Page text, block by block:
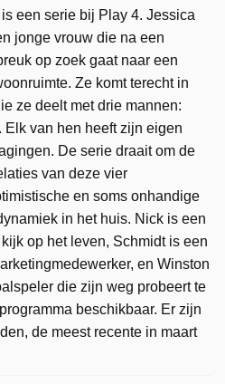
een serie bij Play 4. Jessica
jonge vrouw die na een
op zoek gaat naar een
Ze komt terecht in
ze deelt met drie mannen:
Elk van hen heeft zijn eigen
De serie draait om de
van deze vier
en soms onhandige
in het huis. Nick is een
op het leven, Schmidt is een
en Winston
die zijn weg probeert te
beschikbaar. Er zijn
de meest recente in maart